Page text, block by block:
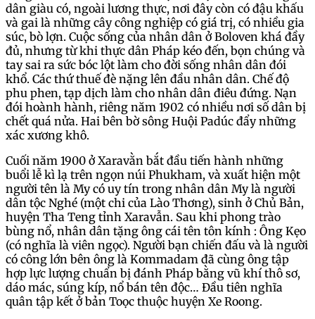
dân giàu có, ngoài lương thực, nơi đây còn có đậu khấu
và gai là những cây công nghiệp có giá trị, có nhiều gia
súc, bò lợn. Cuộc sống của nhân dân ở Boloven khá đầy
đủ, nhưng từ khi thực dân Pháp kéo đến, bọn chúng và
tay sai ra sức bóc lột làm cho đời sống nhân dân đói
khổ. Các thứ thuế đè nặng lên đầu nhân dân. Chế độ
phu phen, tạp dịch làm cho nhân dân điêu đứng. Nạn
đói hoành hành, riêng năm 1902 có nhiều nơi số dân bị
chết quá nửa. Hai bên bờ sông Huội Padúc đẩy những
xác xương khô.
Cuối năm 1900 ở Xaravằn bắt đầu tiến hành những
buổi lễ kì lạ trên ngọn núi Phukham, và xuất hiện một
người tên là My có uy tín trong nhân dân My là người
dân tộc Nghé (một chi của Lào Thơng), sinh ở Chủ Bản,
huyện Tha Teng tỉnh Xaravẫn. Sau khi phong trào
bùng nổ, nhân dân tặng ông cái tên tôn kính : Ông Kẹo
(có nghĩa là viên ngọc). Người bạn chiến đấu và là người
có công lớn bên ông là Kommadam đã cùng ông tập
hợp lực lượng chuẩn bị đánh Pháp bằng vũ khí thô sơ,
dáo mác, súng kíp, nổ bán tên độc… Đầu tiên nghĩa
quân tập kết ở bản Toọc thuộc huyện Xe Roong.